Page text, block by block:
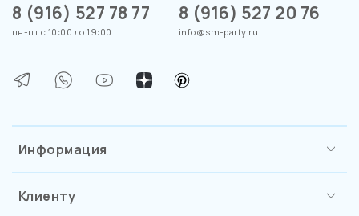
Информация
Клиенту
8 (916) 527 78 77
пн-пт с 10:00 до 19:00
8 (916) 527 20 76
info@sm-party.ru